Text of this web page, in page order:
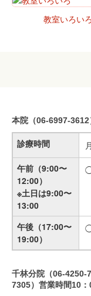
教室いろいろ
本院（06-6997-3612
診療時間 月
午前（9:00〜
12:00）
※土日は9:00〜
13:00
午後 （17:00〜
19:00）
千林分院（06-4250-
7305）営業時間10：